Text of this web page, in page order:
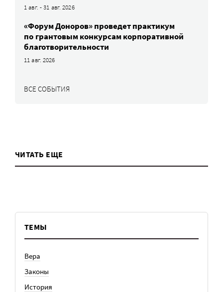
1 авг. - 31 авг. 2026
«Форум Доноров» проведет практикум
по грантовым конкурсам корпоративной
благотворительности
11 авг. 2026
ВСЕ СОБЫТИЯ
ЧИТАТЬ ЕЩЕ
ТЕМЫ
Вера
Законы
История